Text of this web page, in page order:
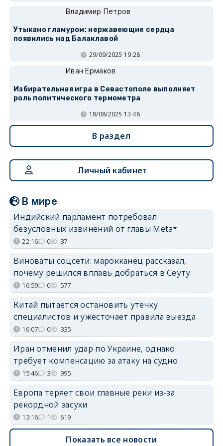
Владимир Петров
Утыкано гламуром: нержавеющие сердца
появились над Балаклавой
29/09/2025 19:28
Иван Ермаков
Избирательная игра в Севастополе выполняет
роль политического термометра
18/08/2025 13:48
В раздел
Личный кабинет
В мире
Индийский парламент потребовал
безусловных извинений от главы Meta*
22:16 0 37
Виноваты соцсети: марокканец рассказал,
почему решился вплавь добраться в Сеуту
16:59 0 577
Китай пытается остановить утечку
специалистов и ужесточает правила выезда
16:07 0 335
Иран отменил удар по Украине, однако
требует компенсацию за атаку на судно
15:46 3 995
Европа теряет свои главные реки из-за
рекордной засухи
13:16 1 619
Показать все новости